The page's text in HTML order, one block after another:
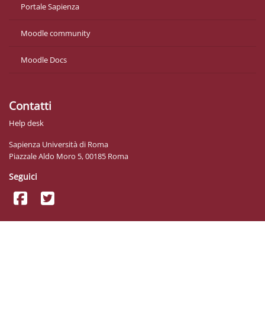
Portale Sapienza
Moodle community
Moodle Docs
Contatti
Help desk
Sapienza Università di Roma
Piazzale Aldo Moro 5, 00185 Roma
Seguici